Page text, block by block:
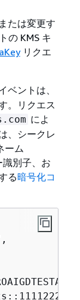
たは変更す
の KMS キ
リクエ
ベントは、
。リクエス
によ
、シークレ
ーム
識別子、お
る暗号化コ